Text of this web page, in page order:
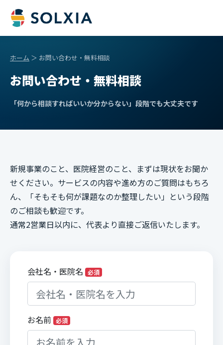
ホーム ＞ お問い合わせ・無料相談
お問い合わせ・無料相談
「何から相談すればいいか分からない」段階でも大丈夫です
新規事業のこと、医院経営のこと、まずは現状をお聞か
せください。サービスの内容や進め方のご質問はもちろ
ん、「そもそも何が課題なのか整理したい」という段階
のご相談も歓迎です。
通常2営業日以内に、代表より直接ご返信いたします。